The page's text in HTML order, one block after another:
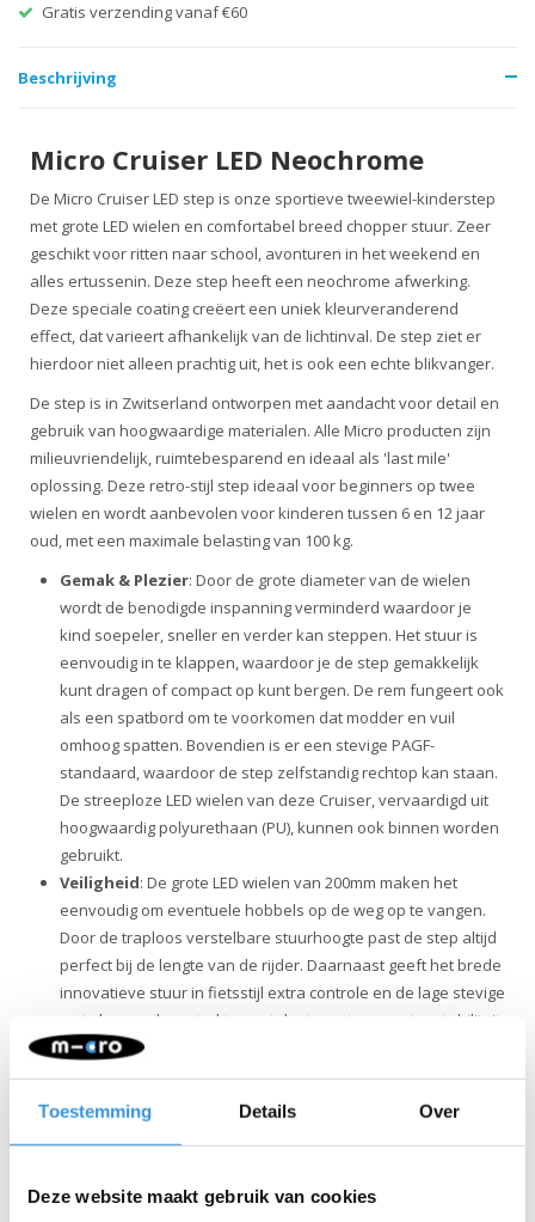
Toestemming Details Over
Deze website maakt gebruik van cookies
Gratis verzending vanaf €60
Beschrijving
Micro Cruiser LED Neochrome
De Micro Cruiser LED step is onze sportieve tweewiel-kinderstep
met grote LED wielen en comfortabel breed chopper stuur. Zeer
geschikt voor ritten naar school, avonturen in het weekend en
alles ertussenin. Deze step heeft een neochrome afwerking.
Deze speciale coating creëert een uniek kleurveranderend
effect, dat varieert afhankelijk van de lichtinval. De step ziet er
hierdoor niet alleen prachtig uit, het is ook een echte blikvanger.
De step is in Zwitserland ontworpen met aandacht voor detail en
gebruik van hoogwaardige materialen. Alle Micro producten zijn
milieuvriendelijk, ruimtebesparend en ideaal als 'last mile'
oplossing. Deze retro-stijl step ideaal voor beginners op twee
wielen en wordt aanbevolen voor kinderen tussen 6 en 12 jaar
oud, met een maximale belasting van 100 kg.
Gemak & Plezier: Door de grote diameter van de wielen
wordt de benodigde inspanning verminderd waardoor je
kind soepeler, sneller en verder kan steppen. Het stuur is
eenvoudig in te klappen, waardoor je de step gemakkelijk
kunt dragen of compact op kunt bergen. De rem fungeert ook
als een spatbord om te voorkomen dat modder en vuil
omhoog spatten. Bovendien is er een stevige PAGF-
standaard, waardoor de step zelfstandig rechtop kan staan.
De streeploze LED wielen van deze Cruiser, vervaardigd uit
hoogwaardig polyurethaan (PU), kunnen ook binnen worden
gebruikt.
Veiligheid: De grote LED wielen van 200mm maken het
eenvoudig om eventuele hobbels op de weg op te vangen.
Door de traploos verstelbare stuurhoogte past de step altijd
perfect bij de lengte van de rijder. Daarnaast geeft het brede
innovatieve stuur in fietsstijl extra controle en de lage stevige
met glasvezel versterkte voetplaat zorgt voor extra stabiliteit.
De batterijloze LED lampjes in de voor- en achterwielen
zorgen voor zichtbaarheid in het donker. Door het
lichtgewicht frame, de griptape op het dek en de eenvoudig
veel waarde aan kwaliteit. Alle producten worden ontworpen
in Zwitserland en vervaardigd met de allerbeste onderdelen,